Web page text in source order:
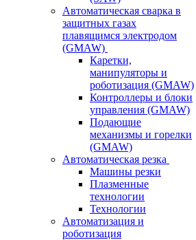
Автоматическая сварка в
защитных газах
плавящимся электродом
(GMAW)
Каретки,
манипуляторы и
роботизация (GMAW)
Контроллеры и блоки
управления (GMAW)
Подающие
механизмы и горелки
(GMAW)
Автоматическая резка
Машины резки
Плазменные
технологии
Технологии
Автоматизация и
роботизация